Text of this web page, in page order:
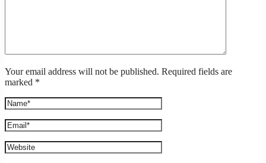
Your email address will not be published. Required fields are
marked *